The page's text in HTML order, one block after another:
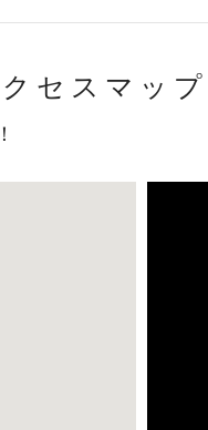
セスマップ